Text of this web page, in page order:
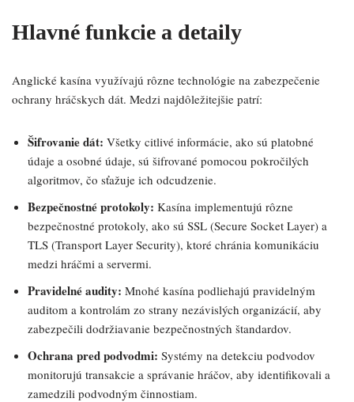
Hlavné funkcie a detaily
Anglické kasína využívajú rôzne technológie na zabezpečenie
ochrany hráčskych dát. Medzi najdôležitejšie patrí:
Šifrovanie dát: Všetky citlivé informácie, ako sú platobné
údaje a osobné údaje, sú šifrované pomocou pokročilých
algoritmov, čo sťažuje ich odcudzenie.
Bezpečnostné protokoly: Kasína implementujú rôzne
bezpečnostné protokoly, ako sú SSL (Secure Socket Layer) a
TLS (Transport Layer Security), ktoré chránia komunikáciu
medzi hráčmi a servermi.
Pravidelné audity: Mnohé kasína podliehajú pravidelným
auditom a kontrolám zo strany nezávislých organizácií, aby
zabezpečili dodržiavanie bezpečnostných štandardov.
Ochrana pred podvodmi: Systémy na detekciu podvodov
monitorujú transakcie a správanie hráčov, aby identifikovali a
zamedzili podvodným činnostiam.